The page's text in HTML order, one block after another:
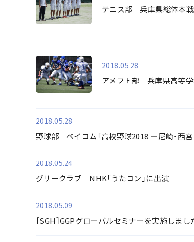
テニス部 兵庫県総体本
2018.05.28
アメフト部 兵庫県高等
2018.05.28
野球部 ベイコム「高校野球2018 ―尼崎・西
2018.05.24
グリークラブ NHK「うたコン」に出演
2018.05.09
［SGH］GGPグローバルセミナーを実施しま